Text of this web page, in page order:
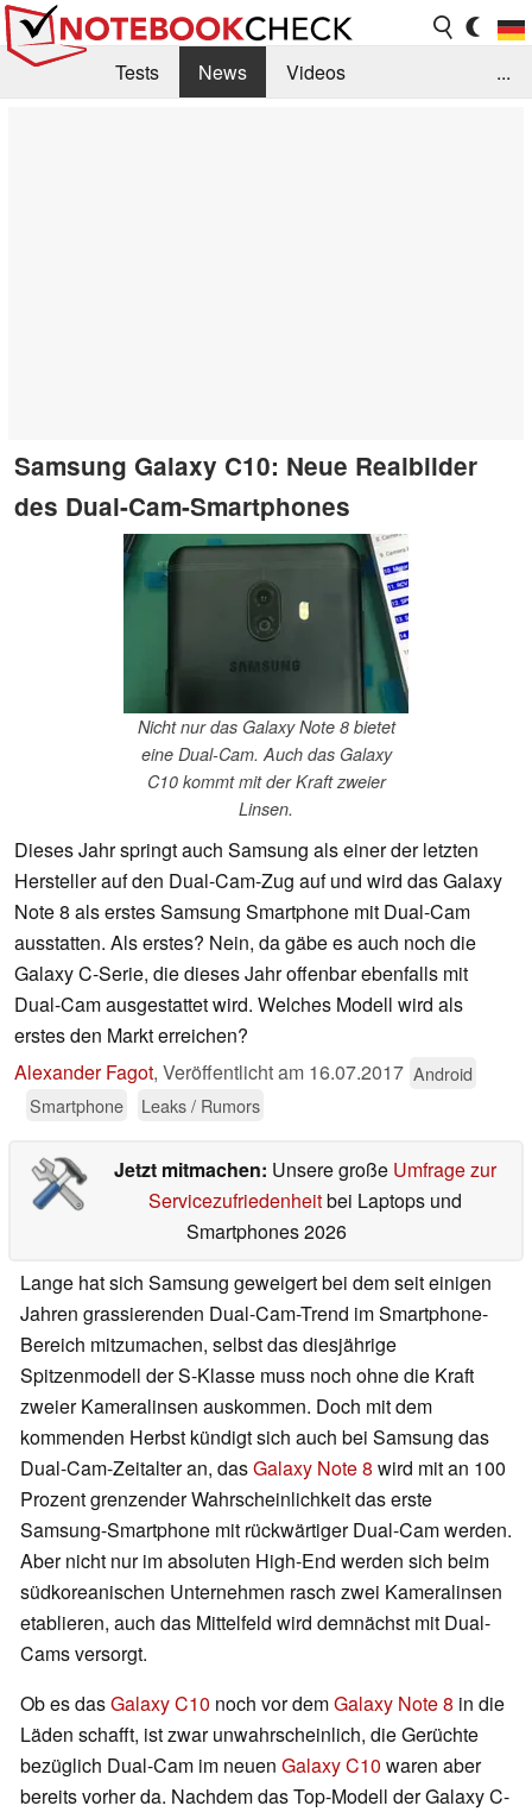
Tests News
Videos
...
Samsung Galaxy C10: Neue Realbilder
des Dual-Cam-Smartphones
Nicht nur das Galaxy Note 8 bietet
eine Dual-Cam. Auch das Galaxy
C10 kommt mit der Kraft zweier
Linsen.
Dieses Jahr springt auch Samsung als einer der letzten
Hersteller auf den Dual-Cam-Zug auf und wird das Galaxy
Note 8 als erstes Samsung Smartphone mit Dual-Cam
ausstatten. Als erstes? Nein, da gäbe es auch noch die
Galaxy C-Serie, die dieses Jahr offenbar ebenfalls mit
Dual-Cam ausgestattet wird. Welches Modell wird als
erstes den Markt erreichen?
Alexander Fagot, Veröffentlicht am 16.07.2017 Android
Smartphone
Leaks / Rumors
Jetzt mitmachen: Unsere große Umfrage zur
Servicezufriedenheitbei Laptops und
Smartphones 2026
Lange hat sich Samsung geweigert bei dem seit einigen
Jahren grassierenden Dual-Cam-Trend im Smartphone-
Bereich mitzumachen, selbst das diesjährige
Spitzenmodell der S-Klasse muss noch ohne die Kraft
zweier Kameralinsen auskommen. Doch mit dem
kommenden Herbst kündigt sich auch bei Samsung das
Dual-Cam-Zeitalter an, dasGalaxy Note 8 wird mit an 100
Prozent grenzender Wahrscheinlichkeit das erste
Samsung-Smartphone mit rückwärtiger Dual-Cam werden.
Aber nicht nur im absoluten High-End werden sich beim
südkoreanischen Unternehmen rasch zwei Kameralinsen
etablieren, auch das Mittelfeld wird demnächst mit Dual-
Cams versorgt.
Ob es dasGalaxy C10 noch vor demGalaxy Note 8 in die
Läden schafft, ist zwar unwahrscheinlich, die Gerüchte
bezüglich Dual-Cam im neuen Galaxy C10 waren aber
bereits vorher da. Nachdem das Top-Modell der Galaxy C-